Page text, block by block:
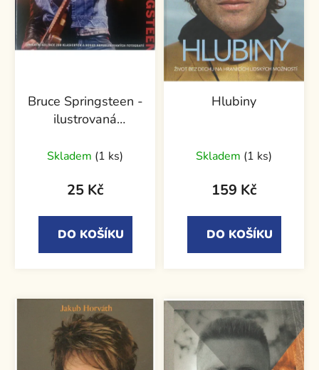
Bruce Springsteen -
ilustrovaná
Skladem (1 ks)
25 Kč
DO KOŠÍKU
Hlubiny
Skladem (1 ks)
159 Kč
DO KOŠÍKU